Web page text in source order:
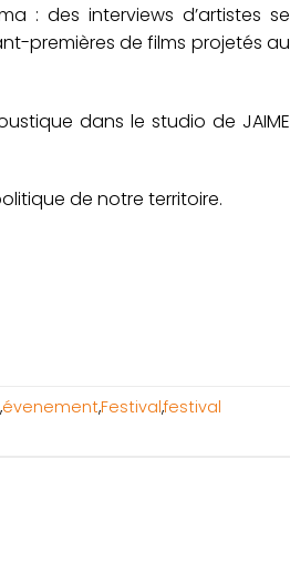
: des interviews d’artistes se
premières de films projetés au
dans le studio de JAIME
de notre territoire.
,évenement,Festival,festival